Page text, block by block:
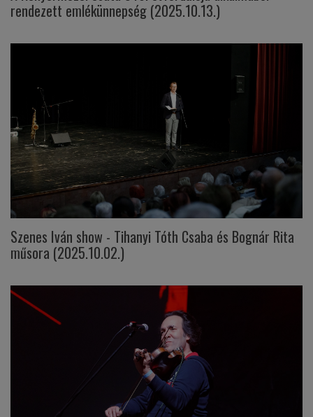
rendezett emlékünnepség (2025.10.13.)
Szenes Iván show - Tihanyi Tóth Csaba és Bognár Rita
műsora (2025.10.02.)